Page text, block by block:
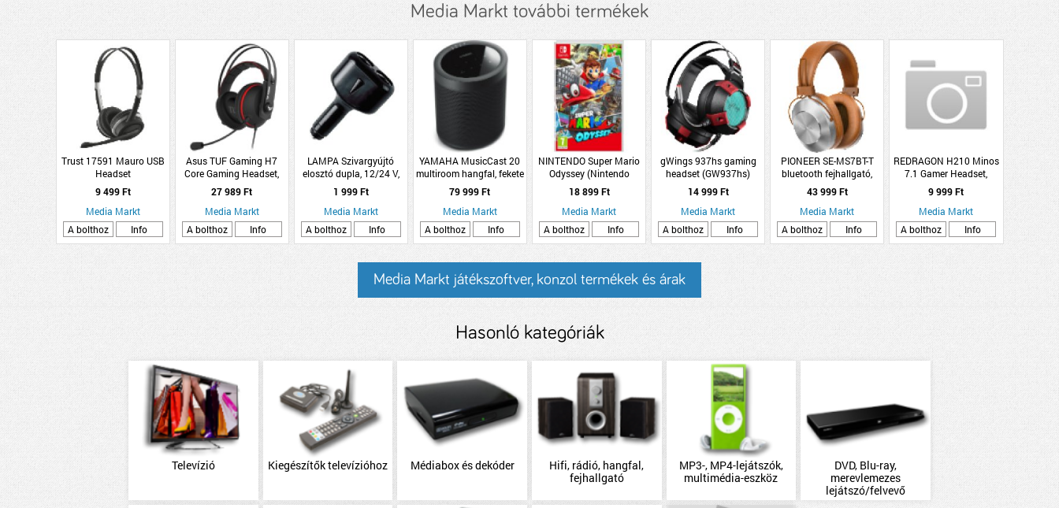
Media Markt további termékek
Trust 17591 Mauro USB
Headset
9 499 Ft
Media Markt
A bolthoz
Info
Asus TUF Gaming H7
Core Gaming Headset,
Fekete/Piros
27 989 Ft
Media Markt
A bolthoz
Info
LAMPA Szivargyújtó
elosztó dupla, 12/24 V,
max. 10A
1 999 Ft
Media Markt
A bolthoz
Info
YAMAHA MusicCast 20
multiroom hangfal, fekete
79 999 Ft
Media Markt
A bolthoz
Info
NINTENDO Super Mario
Odyssey (Nintendo
Switch)
18 899 Ft
Media Markt
A bolthoz
Info
gWings 937hs gaming
headset (GW937hs)
14 999 Ft
Media Markt
A bolthoz
Info
PIONEER SE-MS7BT-T
bluetooth fejhallgató,
barna
43 999 Ft
Media Markt
A bolthoz
Info
REDRAGON H210 Minos
7.1 Gamer Headset,
Fekete/Piros
9 999 Ft
Media Markt
A bolthoz
Info
Media Markt játékszoftver, konzol termékek és árak
Hasonló kategóriák
Televízió Kiegészítők televízióhoz Médiabox és dekóder
Hifi, rádió, hangfal,
fejhallgató
MP3-, MP4-lejátszók,
multimédia-eszköz
DVD, Blu-ray,
merevlemezes
lejátszó/felvevő